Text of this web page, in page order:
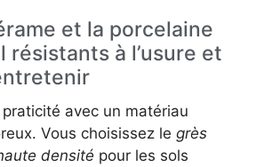
et la porcelaine
résistants à l’usure et
avec un matériau
Vous choisissez le grès
densité pour les sols